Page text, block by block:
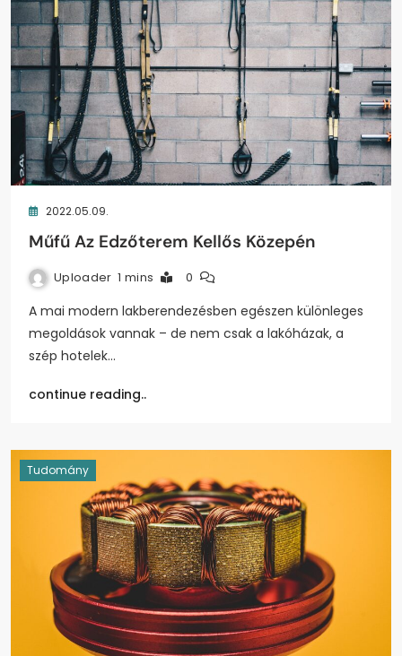
2022.05.09.
Műfű Az Edzőterem Kellős Közepén
Uploader 1 mins 0
A mai modern lakberendezésben egészen különleges
megoldások vannak – de nem csak a lakóházak, a
szép hotelek…
continue reading..
Tudomány